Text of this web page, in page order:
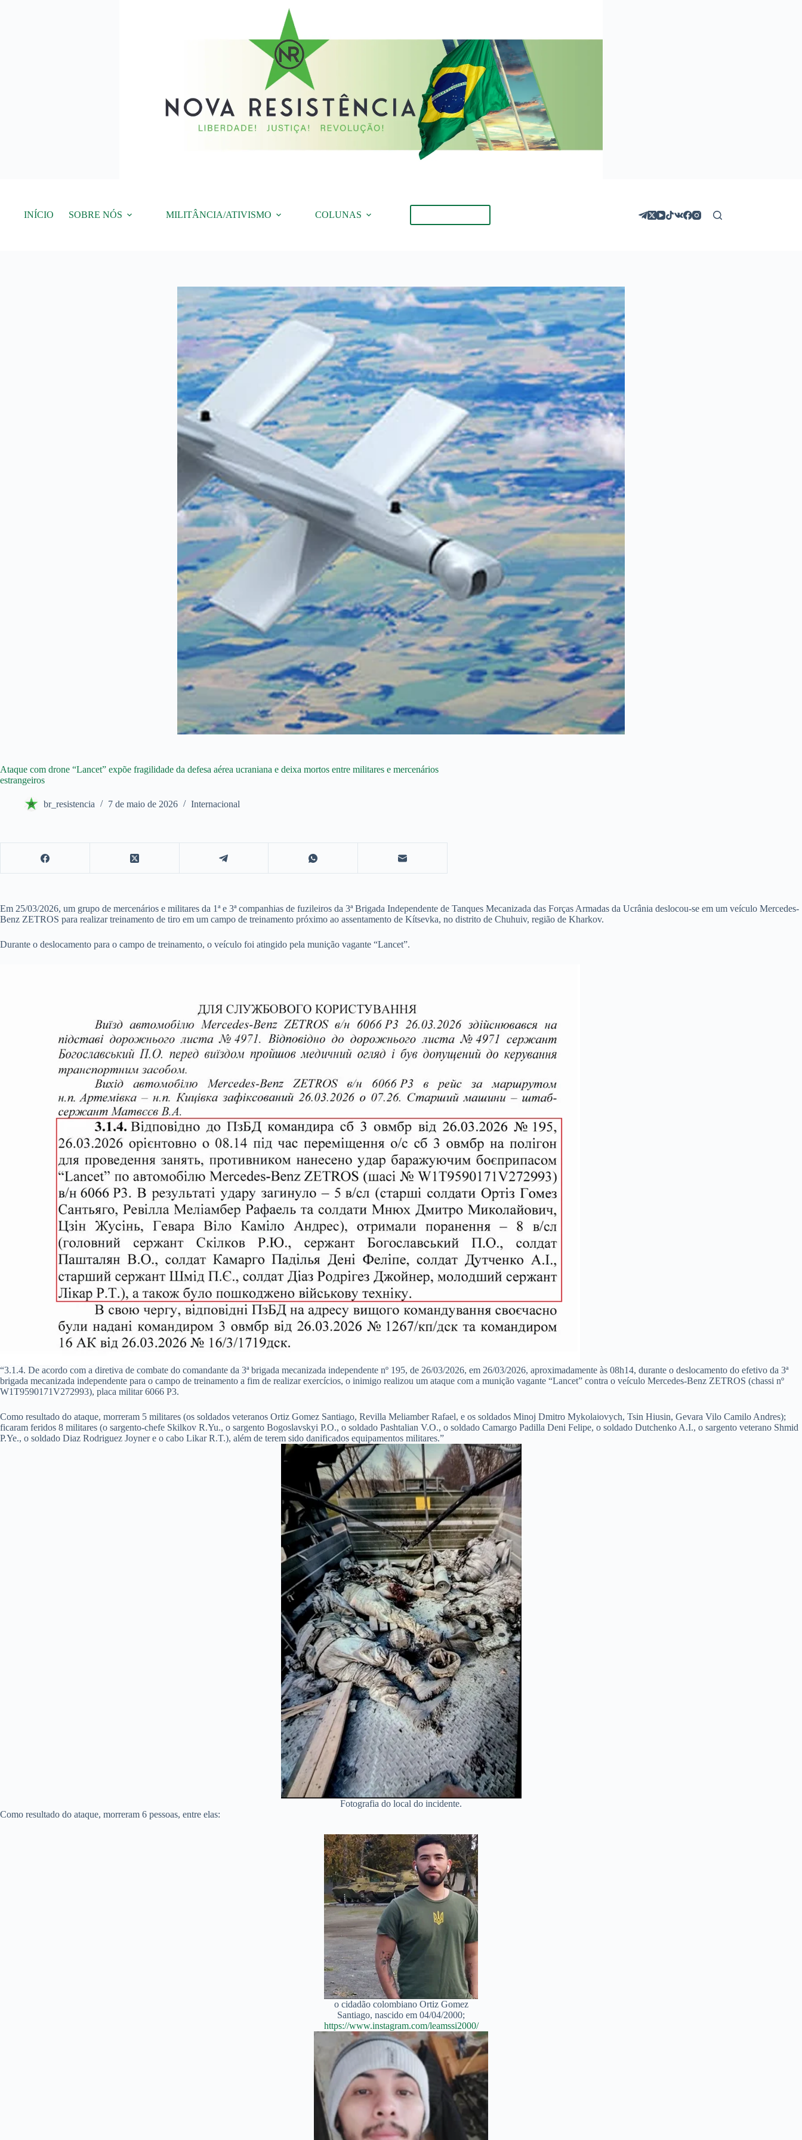
INÍCIO SOBRE NÓS MILITÂNCIA/ATIVISMO COLUNAS
Ataque com drone “Lancet” expõe fragilidade da defesa aérea ucraniana e deixa mortos entre militares e mercenários
estrangeiros
br_resistencia 7 de maio de 2026 Internacional
Em 25/03/2026, um grupo de mercenários e militares da 1ª e 3ª companhias de fuzileiros da 3ª Brigada Independente de Tanques Mecanizada das Forças Armadas da Ucrânia deslocou-se em um veículo Mercedes-
Benz ZETROS para realizar treinamento de tiro em um campo de treinamento próximo ao assentamento de Kítsevka, no distrito de Chuhuiv, região de Kharkov.
Durante o deslocamento para o campo de treinamento, o veículo foi atingido pela munição vagante “Lancet”.
“3.1.4. De acordo com a diretiva de combate do comandante da 3ª brigada mecanizada independente nº 195, de 26/03/2026, em 26/03/2026, aproximadamente às 08h14, durante o deslocamento do efetivo da 3ª
brigada mecanizada independente para o campo de treinamento a fim de realizar exercícios, o inimigo realizou um ataque com a munição vagante “Lancet” contra o veículo Mercedes-Benz ZETROS (chassi nº
W1T9590171V272993), placa militar 6066 P3.
Como resultado do ataque, morreram 5 militares (os soldados veteranos Ortiz Gomez Santiago, Revilla Meliamber Rafael, e os soldados Minoj Dmitro Mykolaiovych, Tsin Hiusin, Gevara Vilo Camilo Andres);
ficaram feridos 8 militares (o sargento-chefe Skilkov R.Yu., o sargento Bogoslavskyi P.O., o soldado Pashtalian V.O., o soldado Camargo Padilla Deni Felipe, o soldado Dutchenko A.I., o sargento veterano Shmid
P.Ye., o soldado Diaz Rodriguez Joyner e o cabo Likar R.T.), além de terem sido danificados equipamentos militares.”
Fotografia do local do incidente.
Como resultado do ataque, morreram 6 pessoas, entre elas:
o cidadão colombiano Ortiz Gomez
Santiago, nascido em 04/04/2000;
https://www.instagram.com/leamssi2000/